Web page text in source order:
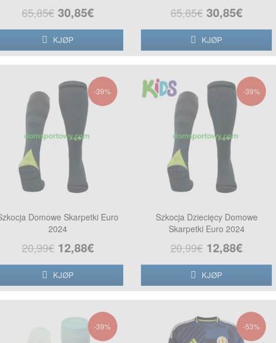
65,85€ 30,85€
KJØP
65,85€ 30,85€
KJØP
-39%
Domowe Skarpetki Euro
2024
20,99€ 12,88€
KJØP
-39%
Szkocja Dziecięcy Domowe
Skarpetki Euro 2024
20,99€ 12,88€
KJØP
-39% -53%